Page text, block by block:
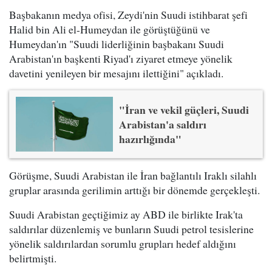
Başbakanın medya ofisi, Zeydi'nin Suudi istihbarat şefi
Halid bin Ali el-Humeydan ile görüştüğünü ve
Humeydan'ın "Suudi liderliğinin başbakanı Suudi
Arabistan'ın başkenti Riyad'ı ziyaret etmeye yönelik
davetini yenileyen bir mesajını ilettiğini" açıkladı.
"İran ve vekil güçleri, Suudi
Arabistan'a saldırı
hazırlığında"
Görüşme, Suudi Arabistan ile İran bağlantılı Iraklı silahlı
gruplar arasında gerilimin arttığı bir dönemde gerçekleşti.
Suudi Arabistan geçtiğimiz ay ABD ile birlikte Irak'ta
saldırılar düzenlemiş ve bunların Suudi petrol tesislerine
yönelik saldırılardan sorumlu grupları hedef aldığını
belirtmişti.